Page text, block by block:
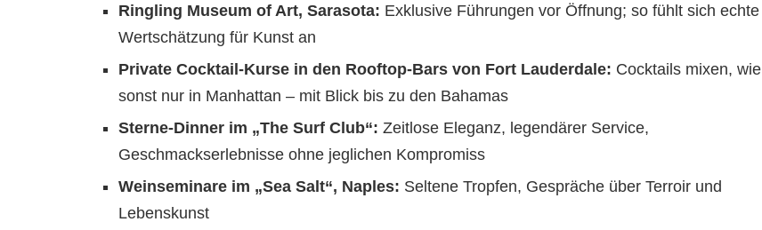
Ringling Museum of Art, Sarasota: Exklusive Führungen vor Öffnung; so fühlt sich echte
Wertschätzung für Kunst an
Private Cocktail-Kurse in den Rooftop-Bars von Fort Lauderdale: Cocktails mixen, wie
sonst nur in Manhattan – mit Blick bis zu den Bahamas
Sterne-Dinner im „The Surf Club“: Zeitlose Eleganz, legendärer Service,
Geschmackserlebnisse ohne jeglichen Kompromiss
Weinseminare im „Sea Salt“, Naples: Seltene Tropfen, Gespräche über Terroir und
Lebenskunst